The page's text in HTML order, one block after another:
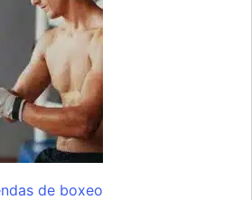
de boxeo